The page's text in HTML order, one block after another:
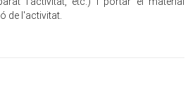
de l'activitat.